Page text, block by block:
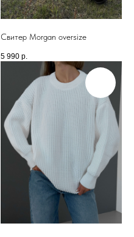
Свитер Morgan oversize
5 990 р.